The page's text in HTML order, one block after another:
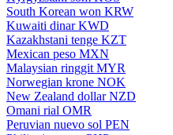
South Korean won KRW
Kuwaiti dinar KWD
Kazakhstani tenge KZT
Mexican peso MXN
Malaysian ringgit MYR
Norwegian krone NOK
New Zealand dollar NZD
Omani rial OMR
Peruvian nuevo sol PEN